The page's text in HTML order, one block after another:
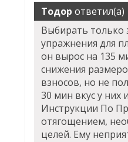
Тодор ответил(а)
Выбирать только
упражнения для
он вырос на 135
снижения
взносов, но не
30 мин вкус у них
Инструкции По
отягощением,
целей. Ему